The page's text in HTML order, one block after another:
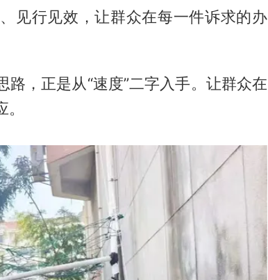
见行见效，让群众在每一件诉求的办
，正是从“速度”二字入手。让群众在